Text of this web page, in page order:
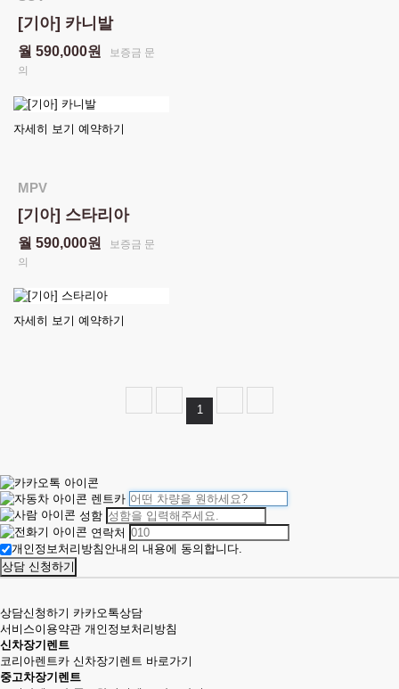
[기아] 카니발
월 590,000원
보증금 문
의
자세히 보기 예약하기
MPV
[기아] 스타리아
월 590,000원
보증금 문
의
자세히 보기 예약하기
1
렌트카
성함
연락처
개인정보처리방침안내의 내용에 동의합니다.
상담 신청하기
상담신청하기 카카오톡상담
서비스이용약관 개인정보처리방침
신차장기렌트
코리아렌트카 신차장기렌트 바로가기
중고차장기렌트